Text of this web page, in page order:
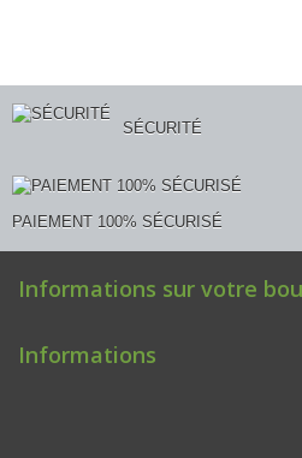
SÉCURITÉ
PAIEMENT 100% SÉCURISÉ
Informations sur votre
Informations